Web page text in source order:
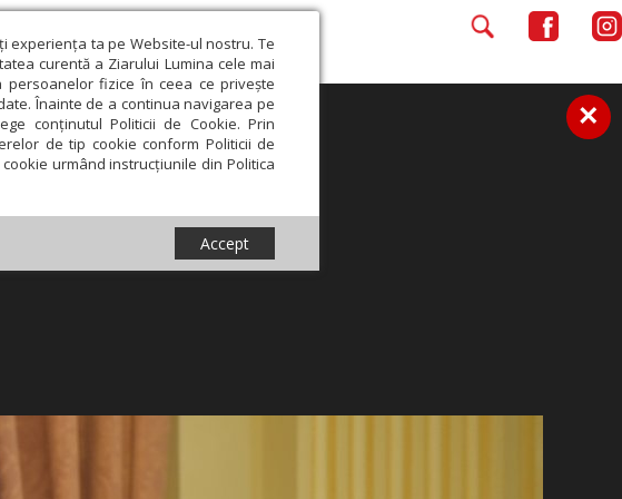
experiența ta pe Website-ul nostru. Te
curentă a Ziarului Lumina cele mai
persoanelor fizice în ceea ce privește
Înainte de a continua navigarea pe
conținutul Politicii de Cookie. Prin
de tip cookie conform Politicii de
urmând instrucțiunile din Politica
Accept
×